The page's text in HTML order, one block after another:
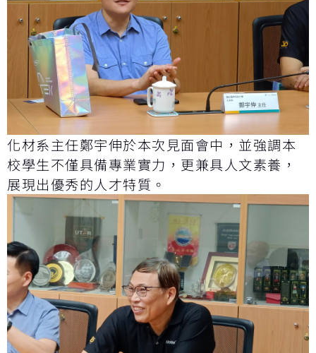
化材系主任鄭宇伸於本次見面會中，並強調本
校學生不僅具備專業實力，更兼具人文素養，
展現出優秀的人才特質。